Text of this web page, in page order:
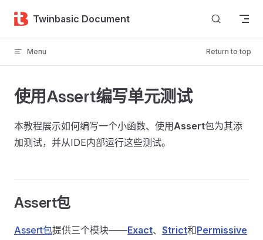
Skip to content
Twinbasic Document
Menu Return to top
使用Assert编写单元测试
本教程展示如何编写一个小函数、使用Assert包为其添
加测试，并从IDE内部运行这些测试。
Assert包
Assert包提供三个模块——Exact、 Strict和Permissive